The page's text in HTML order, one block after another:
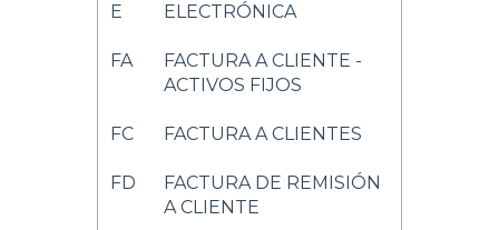
E
ELECTRÓNICA
FA
FACTURA A CLIENTE -
ACTIVOS FIJOS
FC FACTURA A CLIENTES
FD
FACTURA DE REMISIÓN
A CLIENTE